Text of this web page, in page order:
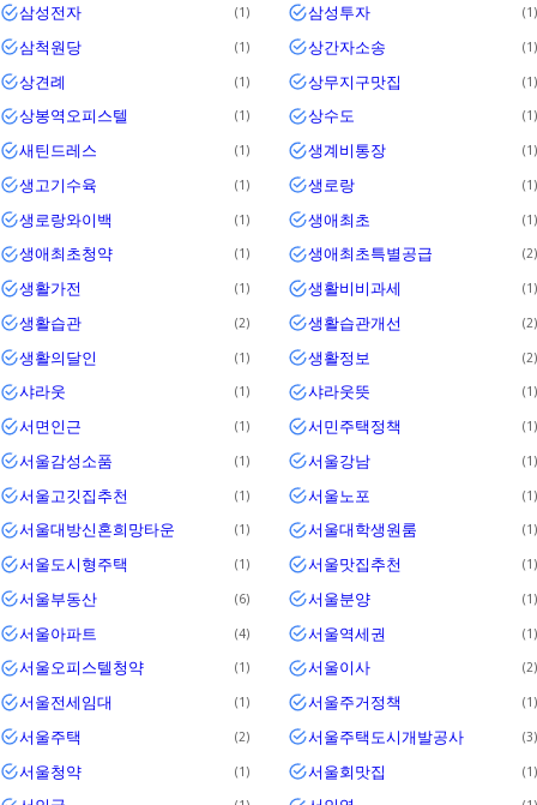
삼성전자 1 삼성투자 1
삼척원당 1 상간자소송 1
상견례 1 상무지구맛집 1
상봉역오피스텔 1 상수도 1
새틴드레스 1 생계비통장 1
생고기수육 1 생로랑 1
생로랑와이백 1 생애최초 1
생애최초청약 1 생애최초특별공급 2
생활가전 1 생활비비과세 1
생활습관 2 생활습관개선 2
생활의달인 1 생활정보 2
샤라웃 1 샤라웃뜻 1
서면인근 1 서민주택정책 1
서울감성소품 1 서울강남 1
서울고깃집추천 1 서울노포 1
서울대방신혼희망타운 1 서울대학생원룸 1
서울도시형주택 1 서울맛집추천 1
서울부동산 6 서울분양 1
서울아파트 4 서울역세권 1
서울오피스텔청약 1 서울이사 2
서울전세임대 1 서울주거정책 1
서울주택 2 서울주택도시개발공사 3
서울청약 1 서울회맛집 1